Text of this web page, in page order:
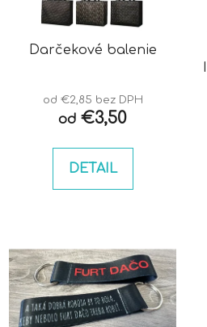
Darčekové balenie
od €2,85 bez DPH
od €3,50
DETAIL